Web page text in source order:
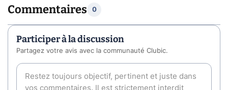
Commentaires 0
Participer à la discussion
Partagez votre avis avec la communauté Clubic.